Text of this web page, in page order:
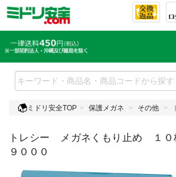
ミドリ安全TOP 保護メガネ その他
トレシー メガネくもり止め １
９０００